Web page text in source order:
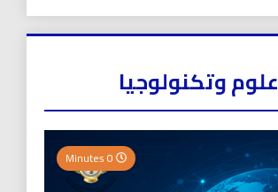
علوم وتكنولوجيا